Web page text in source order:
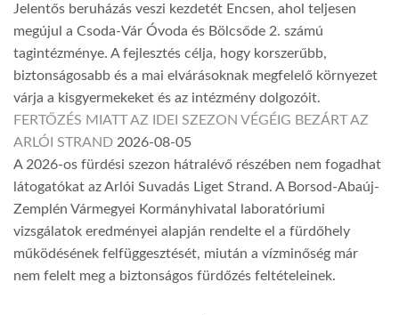
Jelentős beruházás veszi kezdetét Encsen, ahol teljesen
megújul a Csoda-Vár Óvoda és Bölcsőde 2. számú
tagintézménye. A fejlesztés célja, hogy korszerűbb,
biztonságosabb és a mai elvárásoknak megfelelő környezet
várja a kisgyermekeket és az intézmény dolgozóit.
FERTŐZÉS MIATT AZ IDEI SZEZON VÉGÉIG BEZÁRT AZ
ARLÓI STRAND 2026-08-05
A 2026-os fürdési szezon hátralévő részében nem fogadhat
látogatókat az Arlói Suvadás Liget Strand. A Borsod-Abaúj-
Zemplén Vármegyei Kormányhivatal laboratóriumi
vizsgálatok eredményei alapján rendelte el a fürdőhely
működésének felfüggesztését, miután a vízminőség már
nem felelt meg a biztonságos fürdőzés feltételeinek.